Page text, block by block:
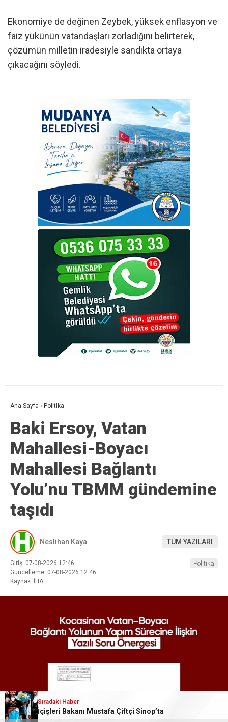
Ekonomiye de değinen Zeybek, yüksek enflasyon ve
faiz yükünün vatandaşları zorladığını belirterek,
çözümün milletin iradesiyle sandıkta ortaya
çıkacağını söyledi.
Ana Sayfa › Politika
Baki Ersoy, Vatan
Mahallesi-Boyacı
Mahallesi Bağlantı
Yolu’nu TBMM gündemine
taşıdı
Neslihan Kaya TÜM YAZILARI
Giriş: 07-08-2026 12:46
Güncelleme: 07-08-2026 12:46
Kaynak: İHA
Politika
Sıradaki Haber
İçişleri Bakanı Mustafa Çiftçi Sinop’ta